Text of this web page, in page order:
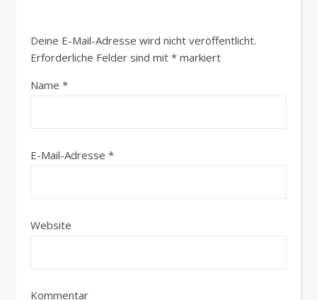
Deine E-Mail-Adresse wird nicht veröffentlicht.
Erforderliche Felder sind mit * markiert
Name *
E-Mail-Adresse *
Website
Kommentar